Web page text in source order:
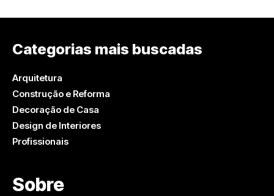
Categorias mais buscadas
Arquitetura
Construção e Reforma
Decoração de Casa
Design de Interiores
Profissionais
Sobre